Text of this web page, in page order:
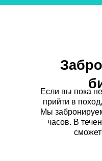
Если вы пока
прийти в
Мы
часов. В